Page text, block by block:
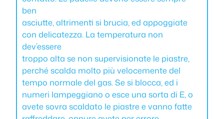
ben
asciutte, altrimenti si brucia, ed appoggiate
con delicatezza. La temperatura non
dev’essere
troppo alta se non supervisionate le piastre,
perché scalda molto più velocemente del
tempo normale del gas. Se si blocca, ed i
numeri lampeggiano o esce una sorta di E, o
avete sovra scaldato le piastre e vanno fatte